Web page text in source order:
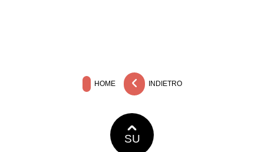
HOME INDIETRO
SU